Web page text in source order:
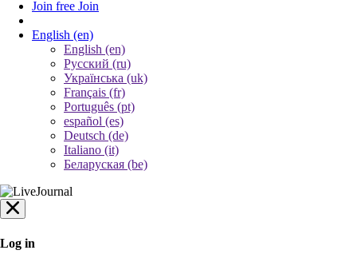
Join free Join
English (en)
English (en)
Русский (ru)
Українська (uk)
Français (fr)
Português (pt)
español (es)
Deutsch (de)
Italiano (it)
Беларуская (be)
Log in